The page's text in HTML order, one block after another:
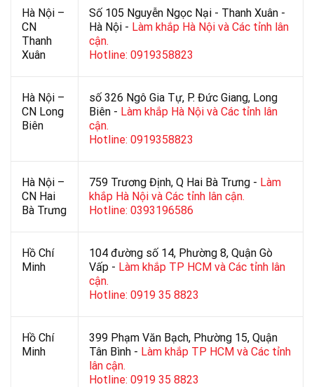
Hà Nội –
CN
Thanh
Xuân
Số 105 Nguyễn Ngọc Nại - Thanh Xuân -
Hà Nội - Làm khắp Hà Nội và Các tỉnh lân
cận.
Hotline: 0919358823
Hà Nội –
CN Long
Biên
số 326 Ngô Gia Tự, P. Đức Giang, Long
Biên - Làm khắp Hà Nội và Các tỉnh lân
cận.
Hotline: 0919358823
Hà Nội –
CN Hai
Bà Trưng
759 Trương Định, Q Hai Bà Trưng - Làm
khắp Hà Nội và Các tỉnh lân cận.
Hotline: 0393196586
Hồ Chí
Minh
104 đường số 14, Phường 8, Quận Gò
Vấp - Làm khắp TP HCM và Các tỉnh lân
cận.
Hotline: 0919 35 8823
Hồ Chí
Minh
399 Phạm Văn Bạch, Phường 15, Quận
Tân Bình - Làm khắp TP HCM và Các tỉnh
lân cận.
Hotline: 0919 35 8823